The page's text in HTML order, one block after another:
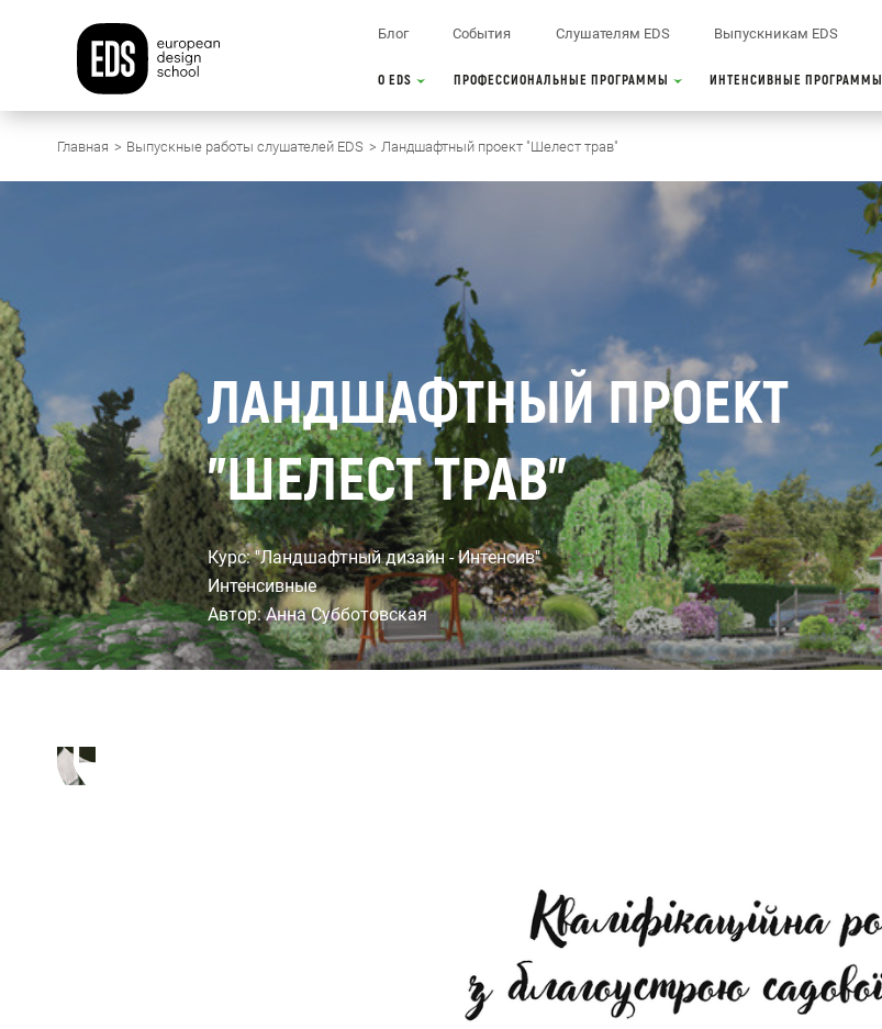
Блог События Слушателям EDS Выпускникам EDS
О EDS ПРОФЕССИОНАЛЬНЫЕ ПРОГРАММЫ ИНТЕНСИВНЫЕ ПРОГРАММЫ
Главная Выпускные работы слушателей EDS Ландшафтный проект "Шелест трав"
ЛАНДШАФТНЫЙ ПРОЕКТ
"ШЕЛЕСТ ТРАВ"
Курс: "Ландшафтный дизайн - Интенсив"
Интенсивные
Автор: Анна Субботовская